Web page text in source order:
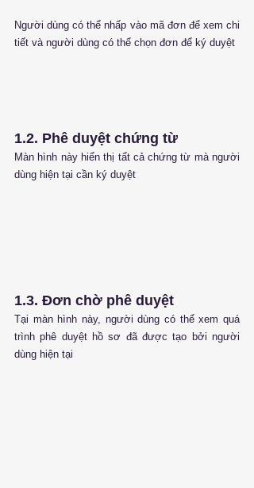
Người dùng có thể nhấp vào mã đơn để xem chi
tiết và người dùng có thể chọn đơn để ký duyệt
1.2. Phê duyệt chứng từ
Màn hình này hiển thị tất cả chứng từ mà người
dùng hiện tại cần ký duyệt
1.3. Đơn chờ phê duyệt
Tại màn hình này, người dùng có thể xem quá
trình phê duyệt hồ sơ đã được tạo bởi người
dùng hiện tại